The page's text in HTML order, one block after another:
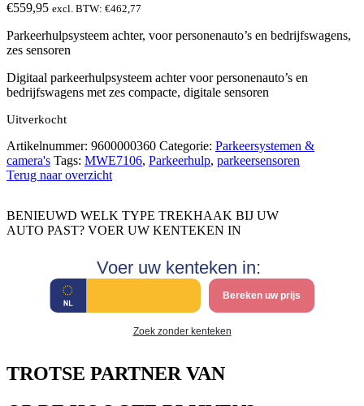
€559,95 excl. BTW: €462,77
Parkeerhulpsysteem achter, voor personenauto’s en bedrijfswagens,
zes sensoren
Digitaal parkeerhulpsysteem achter voor personenauto’s en
bedrijfswagens met zes compacte, digitale sensoren
Uitverkocht
Artikelnummer: 9600000360 Categorie: Parkeersystemen &
camera's Tags: MWE7106, Parkeerhulp, parkeersensoren
Terug naar overzicht
BENIEUWD WELK TYPE TREKHAAK BIJ UW
AUTO PAST? VOER UW KENTEKEN IN
Voer uw kenteken in:
Bereken uw prijs
Zoek zonder kenteken
TROTSE PARTNER VAN